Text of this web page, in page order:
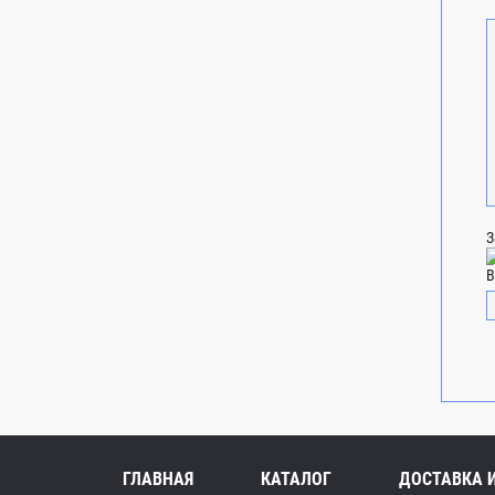
ГЛАВНАЯ КАТАЛОГ ДОСТАВКА